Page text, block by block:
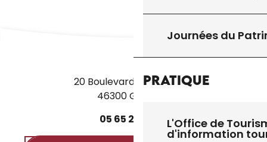
Journées du
Pratique
L'Office de
d'information
20 Boulevard des Martyrs
46300 Gourdon
05 65 27 50